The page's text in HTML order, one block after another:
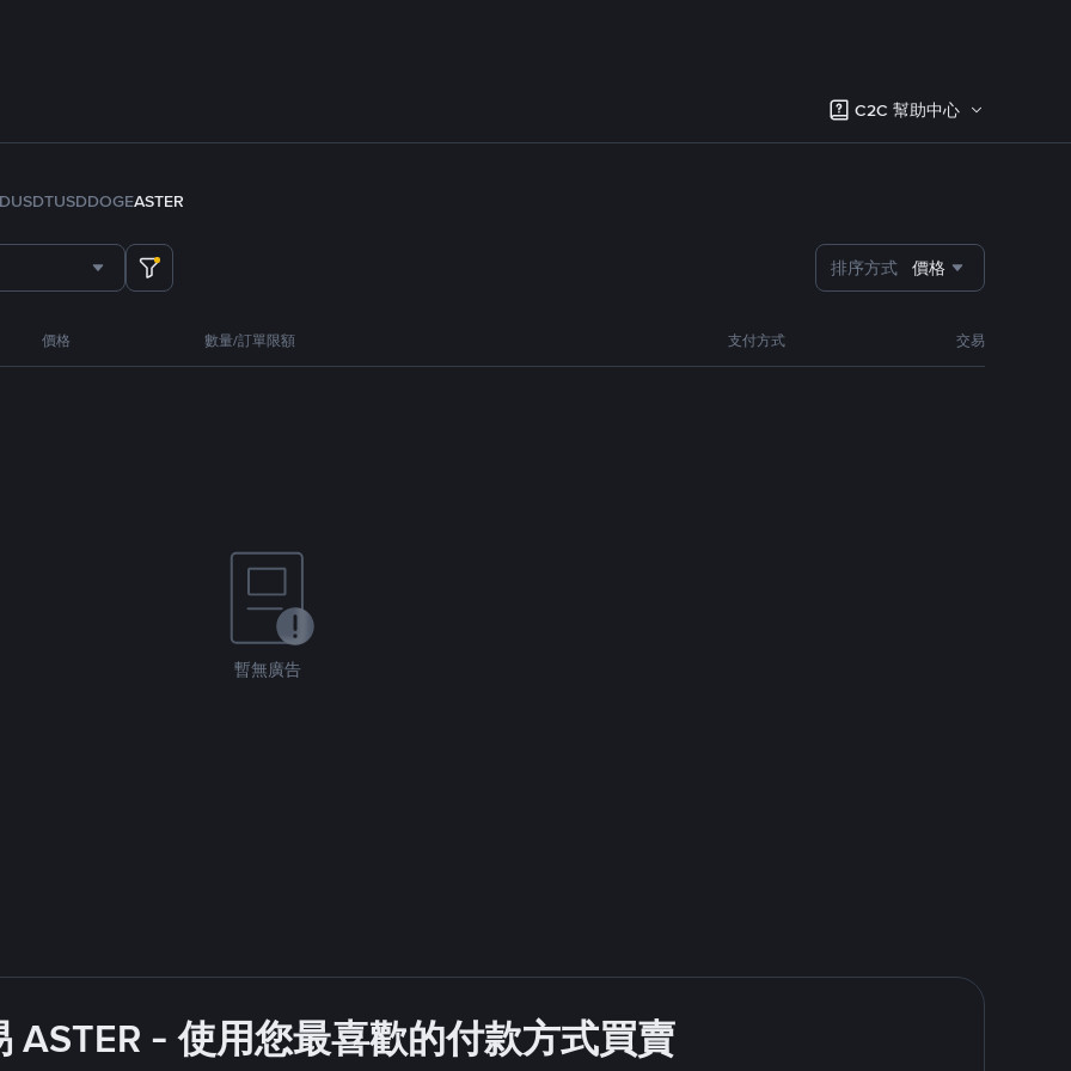
C2C 幫助中心
TUSDDOGEASTER
排序方式 價格
價格 數量/訂單限額 支付方式 交易
暫無廣告
ASTER - 使用您最喜歡的付款方式買賣